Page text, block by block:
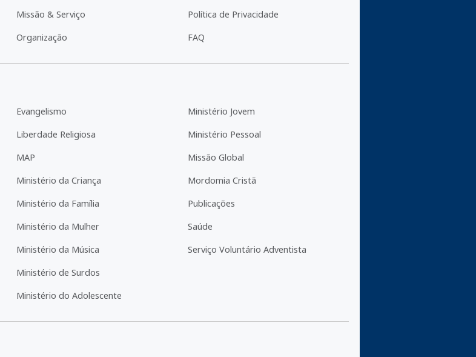
Missão & Serviço
Organização
Política de Privacidade
FAQ
Evangelismo
Liberdade Religiosa
MAP
Ministério da Criança
Ministério da Família
Ministério da Mulher
Ministério da Música
Ministério de Surdos
Ministério do Adolescente
Ministério Jovem
Ministério Pessoal
Missão Global
Mordomia Cristã
Publicações
Saúde
Serviço Voluntário Adventista